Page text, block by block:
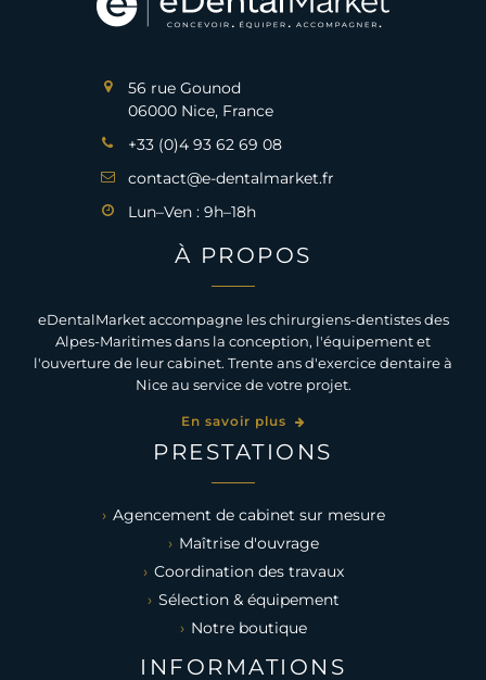
56 rue Gounod
06000 Nice, France
+33 (0)4 93 62 69 08
contact@e-dentalmarket.fr
Lun–Ven : 9h–18h
À PROPOS
eDentalMarket accompagne les chirurgiens-dentistes des
Alpes-Maritimes dans la conception, l'équipement et
l'ouverture de leur cabinet. Trente ans d'exercice dentaire à
Nice au service de votre projet.
En savoir plus
PRESTATIONS
Agencement de cabinet sur mesure
Maîtrise d'ouvrage
Coordination des travaux
Sélection & équipement
Notre boutique
INFORMATIONS